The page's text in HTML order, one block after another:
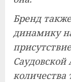
Бренд
динамику
количества